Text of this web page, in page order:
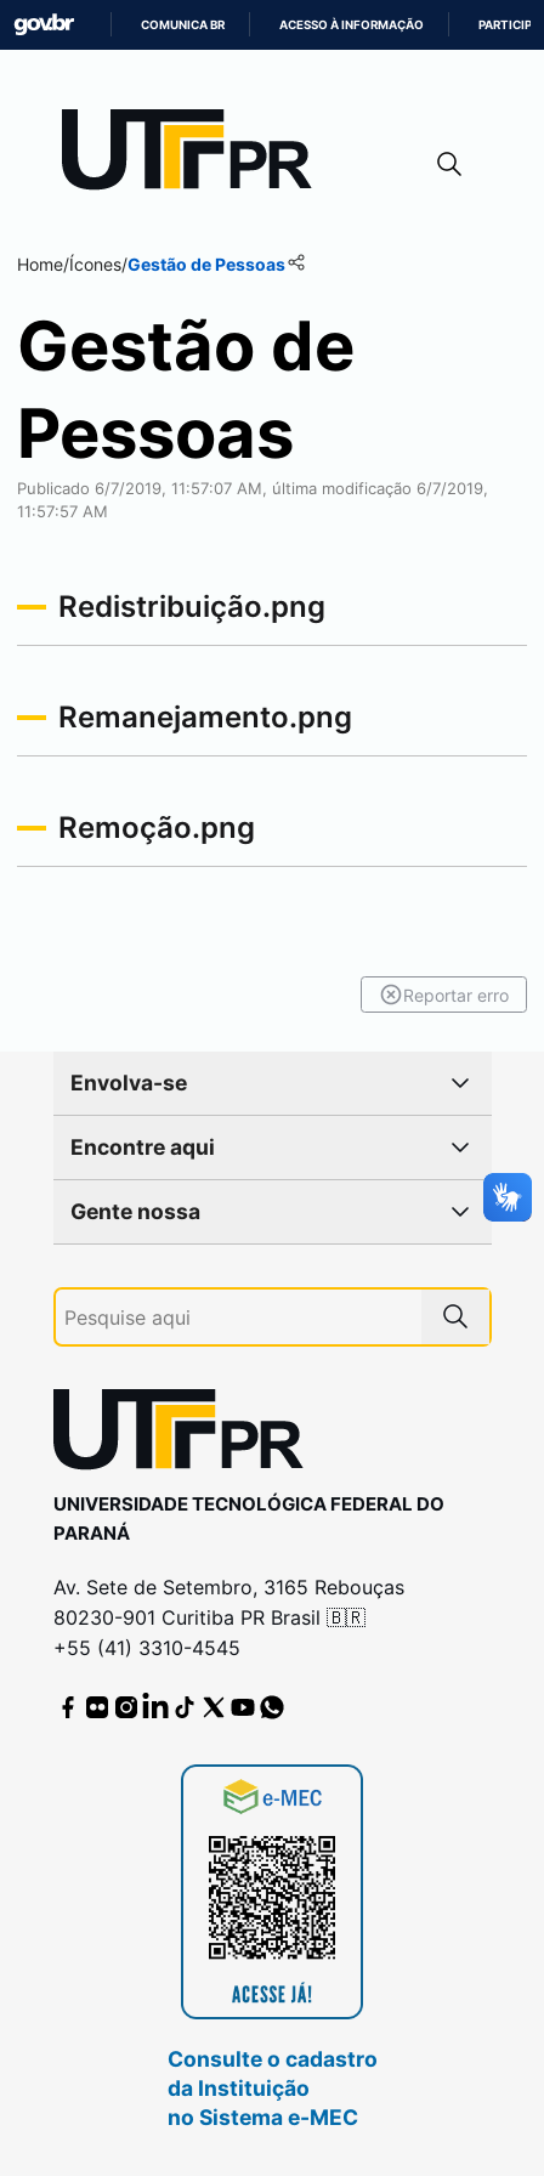
CONTEÚDO
COMUNICA BR ACESSO À INFORMAÇÃO PARTICIPE
Home/Ícones/Gestão de Pessoas
Gestão de
Pessoas
Publicado 6/7/2019, 11:57:07 AM, última modificação 6/7/2019,
11:57:57 AM
Redistribuição.png
Remanejamento.png
Remoção.png
Reportar erro
Envolva-se
Encontre aqui
Gente nossa
UNIVERSIDADE TECNOLÓGICA FEDERAL DO
PARANÁ
Av. Sete de Setembro, 3165 Rebouças
80230-901 Curitiba PR Brasil 🇧🇷
+55 (41) 3310-4545
Consulte o cadastro
da Instituição
no Sistema e-MEC